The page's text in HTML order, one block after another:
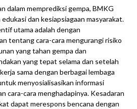
dalam memprediksi gempa, BMKG
dan kesiapsiagaan masyarakat.
utama adalah dengan
tentang cara-cara mengurangi risiko
yang tahan gempa dan
yang tepat selama dan setelah
sama dengan berbagai lembaga
menyosialisasikan informasi
cara-cara menghadapinya. Kesadaran
dapat merespons bencana dengan